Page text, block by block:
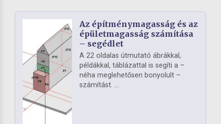
Az építménymagasság és az
épületmagasság számítása
– segédlet
A 22 oldalas útmutató ábrákkal,
példákkal, táblázattal is segíti a –
néha meglehetősen bonyolult –
számítást. ...